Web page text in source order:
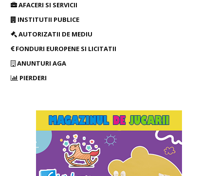
AFACERI SI SERVICII
INSTITUTII PUBLICE
AUTORIZATII DE MEDIU
FONDURI EUROPENE SI LICITATII
ANUNTURI AGA
PIERDERI